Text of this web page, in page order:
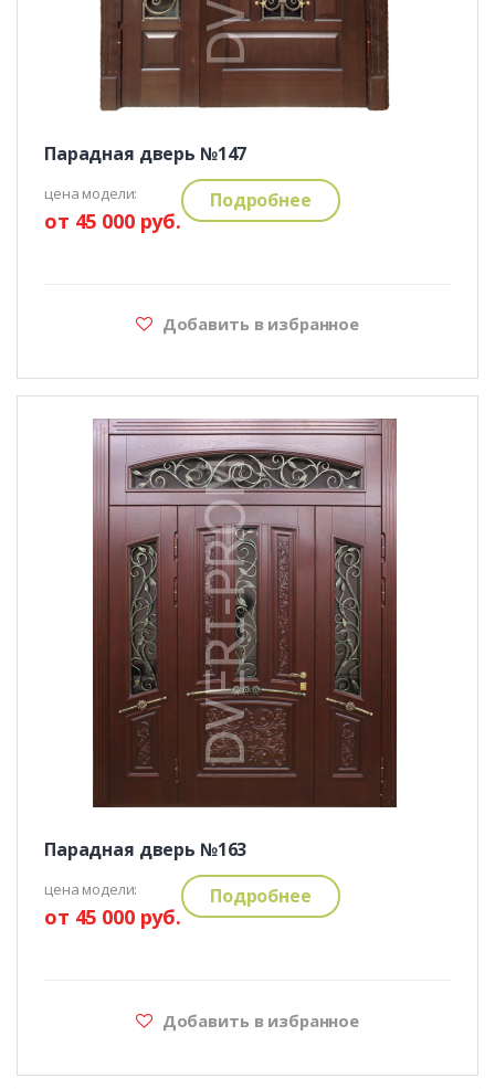
Парадная дверь №147
цена модели:
от 45 000 руб.
Подробнее
Добавить в избранное
Парадная дверь №163
цена модели:
от 45 000 руб.
Подробнее
Добавить в избранное